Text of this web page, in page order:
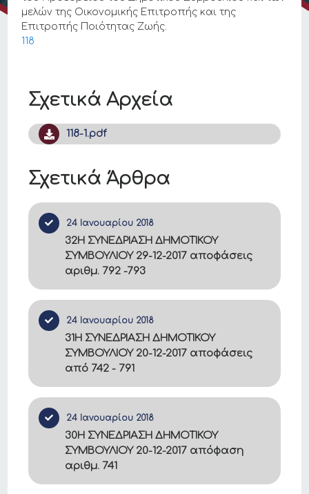
Σχετικά Αρχεία
118-1.pdf
Σχετικά Άρθρα
24 Ιανουαρίου 2018
32Η ΣΥΝΕΔΡΙΑΣΗ ΔΗΜΟΤΙΚΟΥ
ΣΥΜΒΟΥΛΙΟΥ 29-12-2017 αποφάσεις
αριθμ. 792 -793
24 Ιανουαρίου 2018
31Η ΣΥΝΕΔΡΙΑΣΗ ΔΗΜΟΤΙΚΟΥ
ΣΥΜΒΟΥΛΙΟΥ 20-12-2017 αποφάσεις
από 742 - 791
24 Ιανουαρίου 2018
30Η ΣΥΝΕΔΡΙΑΣΗ ΔΗΜΟΤΙΚΟΥ
ΣΥΜΒΟΥΛΙΟΥ 20-12-2017 απόφαση
αριθμ. 741
μελών της Οικονομικής Επιτροπής και της
Επιτροπής Ποιότητας Ζωής.
118